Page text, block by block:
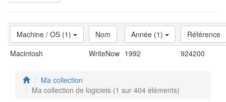
Machine / OS (1) Nom Année (1)
Référence
Macintosh
WriteNow 1992 924200
Ma collection
Ma collection de logiciels (1 sur 404 éléments)